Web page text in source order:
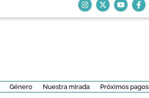
Género Nuestra mirada Próximos pagos